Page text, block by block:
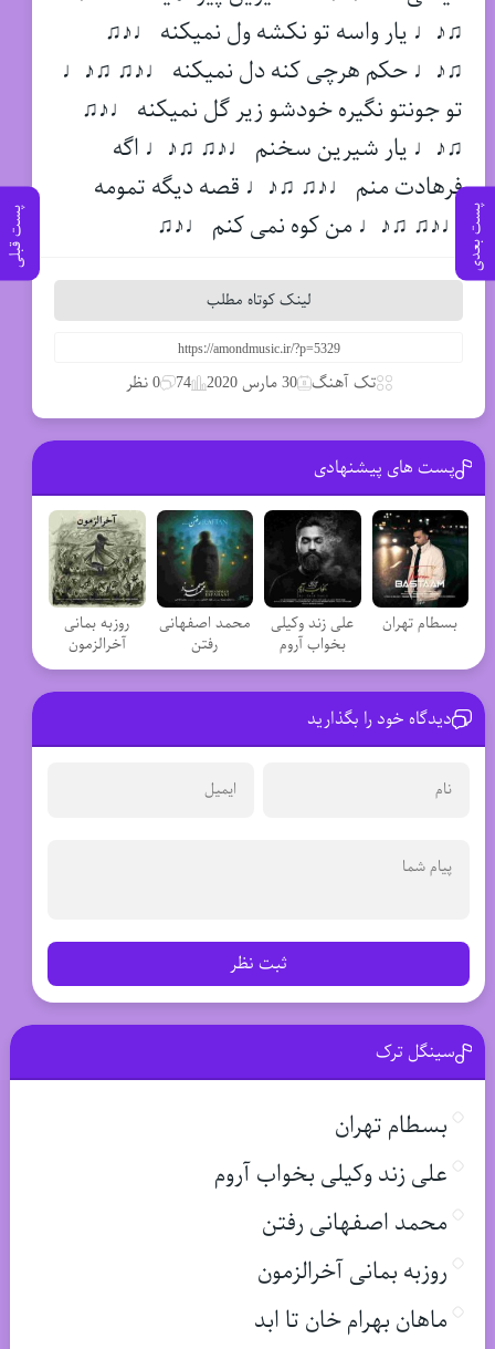
پست بعدی پست قبلی
♫♪♩ یار واسه تو نکشه ول نمیکنه ♩♪♫
♫♪♩ حکم هرچی کنه دل نمیکنه ♩♪♫ ♫♪♩
تو جونتو نگیره خودشو زیر گل نمیکنه ♩♪♫
♫♪♩ یار شیرین سخنم ♩♪♫ ♫♪♩ اگه
فرهادت منم ♩♪♫ ♫♪♩ قصه دیگه تمومه
♩♪♫ ♫♪♩ من کوه نمی کنم ♩♪♫
لینک کوتاه مطلب
تک آهنگ 30 مارس 2020 74 0 نظر
پست های پیشنهادی
بسطام تهران
علی زند وکیلی
بخواب آروم
محمد اصفهانی
رفتن
روزبه بمانی
آخرالزمون
دیدگاه خود را بگذارید
ثبت نظر
سینگل ترک
بسطام تهران
علی زند وکیلی بخواب آروم
محمد اصفهانی رفتن
روزبه بمانی آخرالزمون
ماهان بهرام خان تا ابد